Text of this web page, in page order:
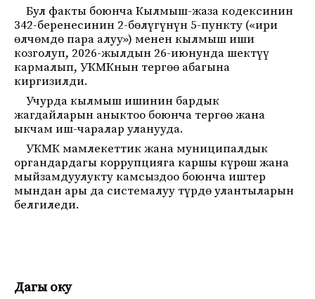
Бул факты боюнча Кылмыш-жаза кодексинин
342-беренесинин 2-бөлүгүнүн 5-пункту («ири
өлчөмдө пара алуу») менен кылмыш иши
козголуп, 2026-жылдын 26-июнунда шектүү
кармалып, УКМКнын тергөө абагына
киргизилди.
Учурда кылмыш ишинин бардык
жагдайларын аныктоо боюнча тергөө жана
ыкчам иш-чаралар уланууда.
УКМК мамлекеттик жана муниципалдык
органдардагы коррупцияга каршы күрөш жана
мыйзамдуулукту камсыздоо боюнча иштер
мындан ары да системалуу түрдө улантыларын
белгиледи.
Дагы оку